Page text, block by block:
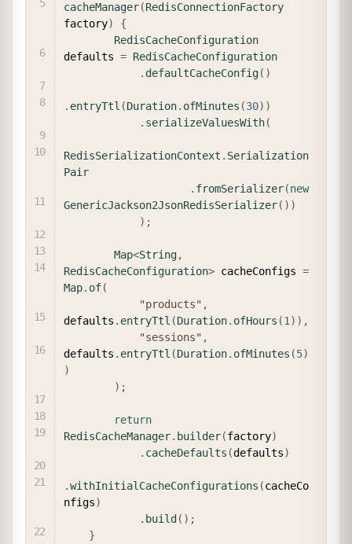
cacheManager(RedisConnectionFactory
factory)
{
RedisCacheConfiguration
defaults = RedisCacheConfiguration
. defaultCacheConfig( )
. entryTtl (Duration. ofMinutes (30) )
. serializeValuesWith(
RedisSerializationContext . Serialization
Pair
. fromSerializer(new
GenericJackson2JsonRedisSerializer( ) )
) ;
Map<String,
RedisCacheConfiguration> cacheConfigs =
Map. of(
"products" ,
defaults . entryTtl (Duration. ofHours (1 ) ) ,
"sessions" ,
defaults . entryTtl (Duration. ofMinutes (5)
)
) ;
return
RedisCacheManager. builder(factory)
. cacheDefaults (defaults)
.withInitialCacheConfigurations (cacheCo
nfigs)
. build( ) ;
}